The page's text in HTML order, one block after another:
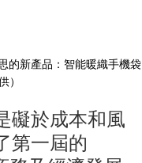
的新產品：智能暖織手機袋
）
礙於成本和風
第一屆的